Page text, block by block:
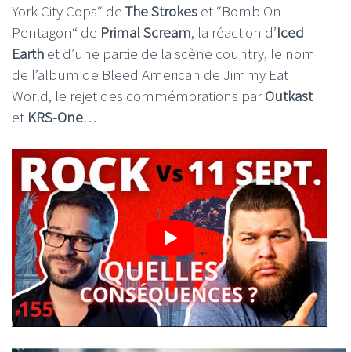
York City Cops“ de The Strokes et “Bomb On
Pentagon“ de Primal Scream, la réaction d’Iced
Earth et d’une partie de la scène country, le nom
de l’album de Bleed American de Jimmy Eat
World, le rejet des commémorations parOutkast
et KRS-One…